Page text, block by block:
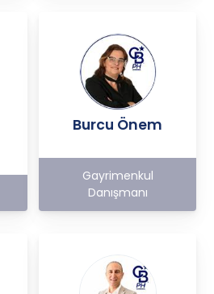
Burcu Önem
Gayrimenkul
Danışmanı